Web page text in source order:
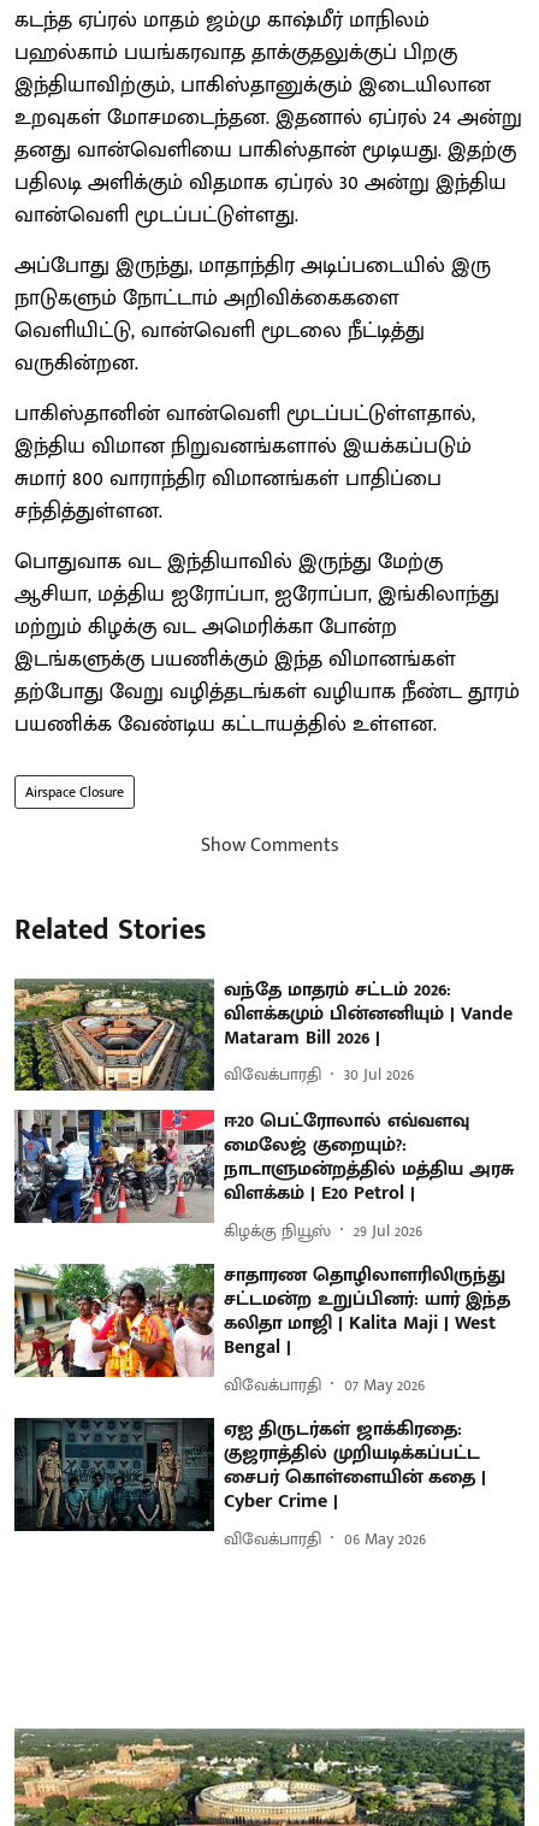
கடந்த ஏப்ரல் மாதம் ஜம்மு காஷ்மீர் மாநிலம்
பஹல்காம் பயங்கரவாத தாக்குதலுக்குப் பிறகு
இந்தியாவிற்கும், பாகிஸ்தானுக்கும் இடையிலான
உறவுகள் மோசமடைந்தன. இதனால் ஏப்ரல் 24 அன்று
தனது வான்வெளியை பாகிஸ்தான் மூடியது. இதற்கு
பதிலடி அளிக்கும் விதமாக ஏப்ரல் 30 அன்று இந்திய
வான்வெளி மூடப்பட்டுள்ளது.
அப்போது இருந்து, மாதாந்திர அடிப்படையில் இரு
நாடுகளும் நோட்டாம் அறிவிக்கைகளை
வெளியிட்டு, வான்வெளி மூடலை நீட்டித்து
வருகின்றன.
பாகிஸ்தானின் வான்வெளி மூடப்பட்டுள்ளதால்,
இந்திய விமான நிறுவனங்களால் இயக்கப்படும்
சுமார் 800 வாராந்திர விமானங்கள் பாதிப்பை
சந்தித்துள்ளன.
பொதுவாக வட இந்தியாவில் இருந்து மேற்கு
ஆசியா, மத்திய ஐரோப்பா, ஐரோப்பா, இங்கிலாந்து
மற்றும் கிழக்கு வட அமெரிக்கா போன்ற
இடங்களுக்கு பயணிக்கும் இந்த விமானங்கள்
தற்போது வேறு வழித்தடங்கள் வழியாக நீண்ட தூரம்
பயணிக்க வேண்டிய கட்டாயத்தில் உள்ளன.
Airspace Closure
Show Comments
Related Stories
வந்தே மாதரம் சட்டம் 2026:
விளக்கமும் பின்னனியும் | Vande
Mataram Bill 2026 |
விவேக்பாரதி 30 Jul 2026
ஈ20 பெட்ரோலால் எவ்வளவு
மைலேஜ் குறையும்?:
நாடாளுமன்றத்தில் மத்திய அரசு
விளக்கம் | E20 Petrol |
கிழக்கு நியூஸ் 29 Jul 2026
சாதாரண தொழிலாளரிலிருந்து
சட்டமன்ற உறுப்பினர்: யார் இந்த
கலிதா மாஜி | Kalita Maji | West
Bengal |
விவேக்பாரதி 07 May 2026
ஏஐ திருடர்கள் ஜாக்கிரதை:
குஜராத்தில் முறியடிக்கப்பட்ட
சைபர் கொள்ளையின் கதை |
Cyber Crime |
விவேக்பாரதி 06 May 2026